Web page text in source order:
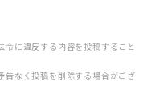
に違反する内容を投稿すること
告なく投稿を削除する場合がござ